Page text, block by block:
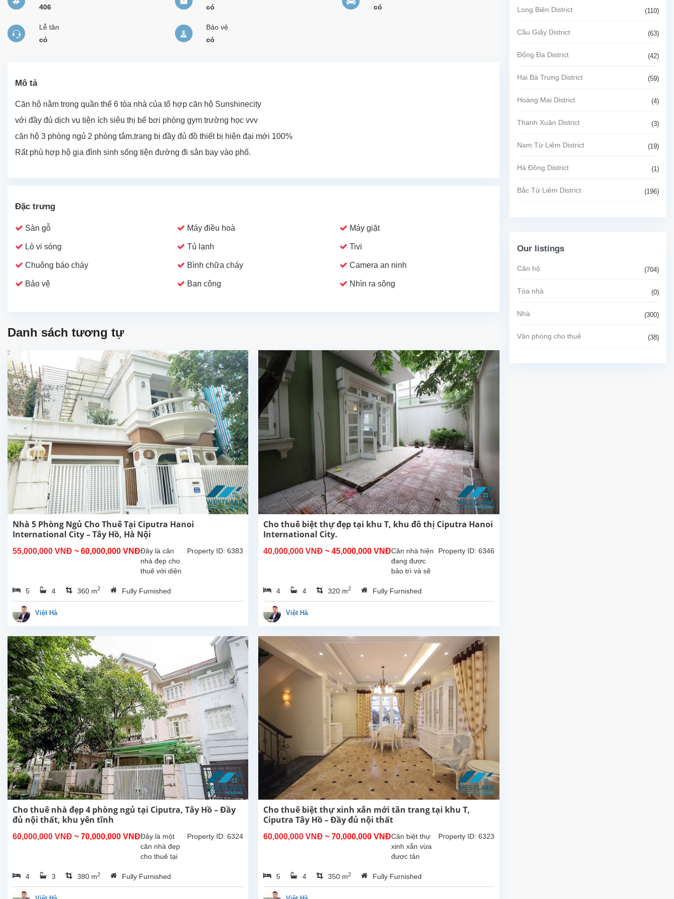
406
có
có
Lễ tân
có
Bảo vệ
có
Mô tả
Căn hộ nằm trong quần thể 6 tòa nhà của tổ hợp căn hộ Sunshinecity
với đầy đủ dịch vụ tiện ích siêu thị bể bơi phòng gym trường học vvv
căn hộ 3 phòng ngủ 2 phòng tắm,trang bị đầy đủ đồ thiết bị hiện đại mới 100%
Rất phù hợp hộ gia đình sinh sống tiện đường đi sân bay vào phố.
Đặc trưng
Sàn gỗ Máy điều hoà Máy giặt
Lò vi sóng Tủ lạnh Tivi
Chuông báo cháy Bình chữa cháy Camera an ninh
Bảo vệ Ban công Nhìn ra sông
Danh sách tương tự
Nhà 5 Phòng Ngủ Cho Thuê Tại Ciputra Hanoi
International City – Tây Hồ, Hà Nội
55,000,000 VNĐ ~ 60,000,000 VNĐ Property ID: 6383
Đây là căn
nhà đẹp cho
thuê với diện
360m², tọa lạc
tại khu đô thị
5 4 360 m2 Fully Furnished
Việt Hà
Cho thuê biệt thự đẹp tại khu T, khu đô thị Ciputra Hanoi
International City.
40,000,000 VNĐ ~ 45,000,000 VNĐ Property ID: 6346
Căn nhà hiện
đang được
bảo trì và sẽ
để khách thuê
dọn vào ở.
kế gồm 4...
4 4 320 m2 Fully Furnished
Việt Hà
Cho thuê nhà đẹp 4 phòng ngủ tại Ciputra, Tây Hồ – Đầy
đủ nội thất, khu yên tĩnh
60,000,000 VNĐ ~ 70,000,000 VNĐ Property ID: 6324
Đây là một
căn nhà đẹp
cho thuê tại
Tây Hồ, Hà
Nội. Nhà được
4 3 380 m2 Fully Furnished
Cho thuê biệt thự xinh xắn mới tân trang tại khu T,
Ciputra Tây Hồ – Đầy đủ nội thất
60,000,000 VNĐ ~ 70,000,000 VNĐ Property ID: 6323
Căn biệt thự
xinh xắn vừa
được tân
đang cho thuê
tại khu T,
5 4 350 m2 Fully Furnished
Long Biên District (110)
Cầu Giấy District (63)
Đống Đa District (42)
Hai Bà Trưng District (59)
Hoàng Mai District (4)
Thanh Xuân District (3)
Nam Từ Liêm District (19)
Hà Đông District (1)
Bắc Từ Liêm District (196)
Our listings
Căn hộ (704)
Tòa nhà (0)
Nhà (300)
Văn phòng cho thuê (38)